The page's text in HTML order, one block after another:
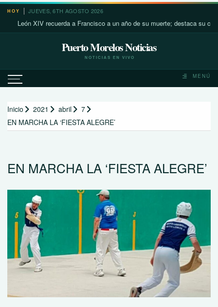
Saltar
contenido
HOY JUEVES, 6TH AGOSTO 2026
XIV recuerda a Francisco a un año de su muerte; destaca su cercanía
Puerto Morelos Noticias
NOTICIAS EN VIVO
MENÚ
Inicio 2021 abril
7
EN MARCHA LA ‘FIESTA ALEGRE’
EN MARCHA LA ‘FIESTA ALEGRE’